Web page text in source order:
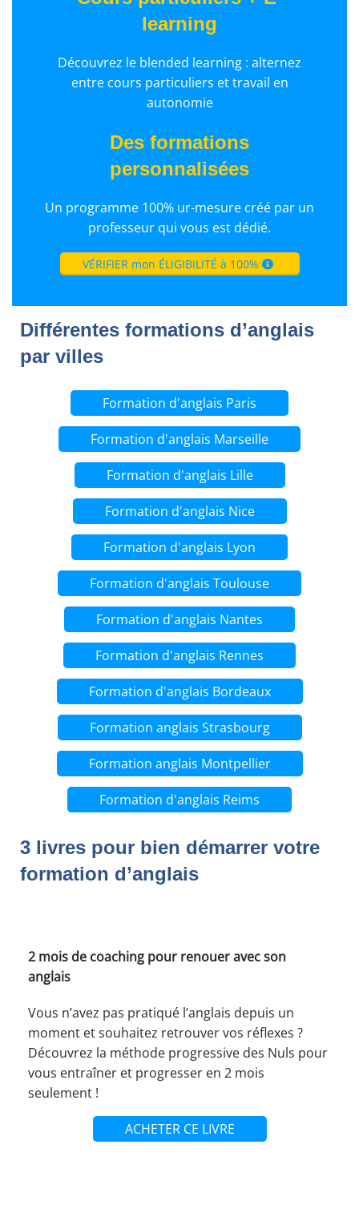
learning
Découvrez le blended learning : alternez
entre cours particuliers et travail en
autonomie
Des formations
personnalisées
Un programme 100% ur-mesure créé par un
professeur qui vous est dédié.
VÉRIFIER mon ÉLIGIBILITÉ à 100%
Différentes formations d’anglais
par villes
Formation d'anglais Paris
Formation d'anglais Marseille
Formation d'anglais Lille
Formation d'anglais Nice
Formation d'anglais Lyon
Formation d'anglais Toulouse
Formation d'anglais Nantes
Formation d'anglais Rennes
Formation d'anglais Bordeaux
Formation anglais Strasbourg
Formation anglais Montpellier
Formation d'anglais Reims
3 livres pour bien démarrer votre
formation d’anglais
2 mois de coaching pour renouer avec son
anglais
Vous n’avez pas pratiqué l’anglais depuis un
moment et souhaitez retrouver vos réflexes ?
Découvrez la méthode progressive des Nuls pour
vous entraîner et progresser en 2 mois
seulement !
ACHETER CE LIVRE